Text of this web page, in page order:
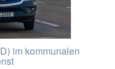
im kommunalen